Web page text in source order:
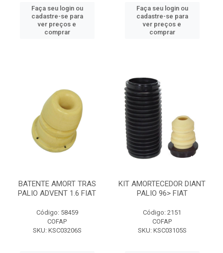
Faça seu login ou
cadastre-se para
ver preços e
comprar
Faça seu login ou
cadastre-se para
ver preços e
comprar
BATENTE AMORT TRAS
PALIO ADVENT 1.6 FIAT
Código: 58459
COFAP
SKU: KSC03206S
KIT AMORTECEDOR DIANT
PALIO 96> FIAT
Código: 2151
COFAP
SKU: KSC03105S